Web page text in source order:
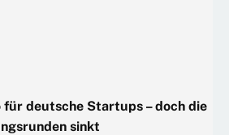
deutsche Startups – doch die
sinkt